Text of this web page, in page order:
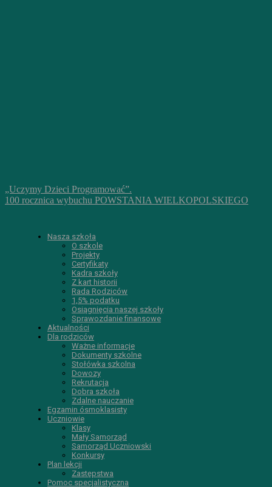
„Uczymy Dzieci Programować”.
100 rocznica wybuchu POWSTANIA WIELKOPOLSKIEGO
Nasza szkoła
O szkole
Projekty
Certyfikaty
Kadra szkoły
Z kart historii
Rada Rodziców
1,5% podatku
Osiągnięcia naszej szkoły
Sprawozdanie finansowe
Aktualności
Dla rodziców
Ważne informacje
Dokumenty szkolne
Stołówka szkolna
Dowozy
Rekrutacja
Dobra szkoła
Zdalne nauczanie
Egzamin ósmoklasisty
Uczniowie
Klasy
Mały Samorząd
Samorząd Uczniowski
Konkursy
Plan lekcji
Zastępstwa
Pomoc specjalistyczna